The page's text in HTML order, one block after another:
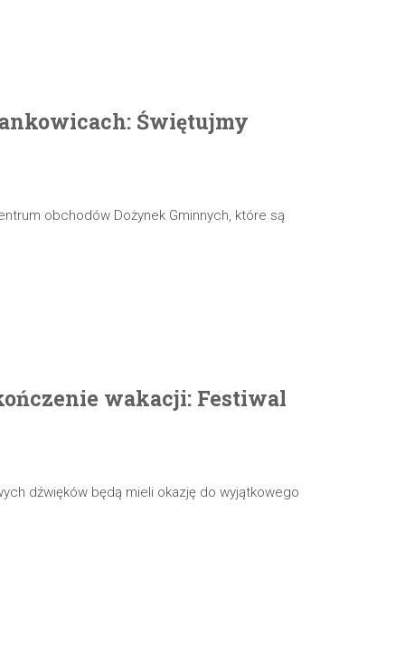
Świętujmy
obchodów Dożynek Gminnych, które są
wakacji: Festiwal
dźwięków będą mieli okazję do wyjątkowego